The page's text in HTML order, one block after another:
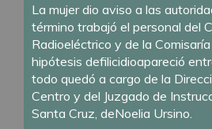
La mujer dio aviso a las
término trabajó el personal del
Radioeléctrico y de la
hipótesis defilicidioapareció
todo quedó a cargo de la
Centro y del Juzgado de
Santa Cruz, deNoelia Ursino.